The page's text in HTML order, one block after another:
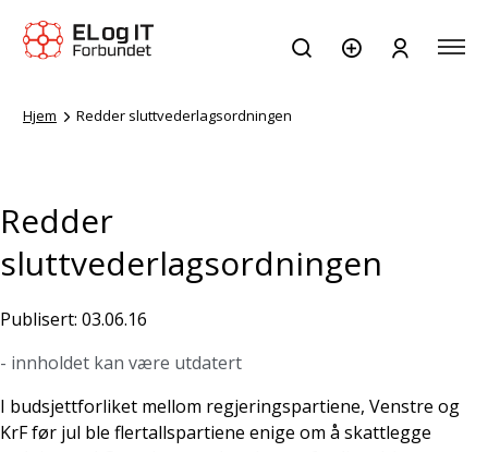
Hjem Redder sluttvederlagsordningen
Redder
sluttvederlagsordningen
Publisert: 03.06.16
- innholdet kan være utdatert
I budsjettforliket mellom regjeringspartiene, Venstre og
KrF før jul ble flertallspartiene enige om å skattlegge